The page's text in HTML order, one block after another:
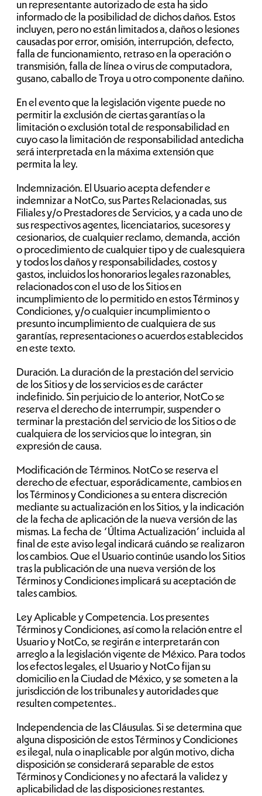
un representante autorizado de esta ha sido
informado de la posibilidad de dichos daños. Estos
incluyen, pero no están limitados a, daños o lesiones
causadas por error, omisión, interrupción, defecto,
falla de funcionamiento, retraso en la operación o
transmisión, falla de línea o virus de computadora,
gusano, caballo de Troya u otro componente dañino.
En el evento que la legislación vigente puede no
permitir la exclusión de ciertas garantías o la
limitación o exclusión total de responsabilidad en
cuyo caso la limitación de responsabilidad antedicha
será interpretada en la máxima extensión que
permita la ley.
Indemnización. El Usuario acepta defender e
indemnizar a NotCo, sus Partes Relacionadas, sus
Filiales y/o Prestadores de Servicios, y a cada uno de
sus respectivos agentes, licenciatarios, sucesores y
cesionarios, de cualquier reclamo, demanda, acción
o procedimiento de cualquier tipo y de cualesquiera
y todos los daños y responsabilidades, costos y
gastos, incluidos los honorarios legales razonables,
relacionados con el uso de los Sitios en
incumplimiento de lo permitido en estos Términos y
Condiciones, y/o cualquier incumplimiento o
presunto incumplimiento de cualquiera de sus
garantías, representaciones o acuerdos establecidos
en este texto.
Duración. La duración de la prestación del servicio
de los Sitios y de los servicios es de carácter
indefinido. Sin perjuicio de lo anterior, NotCo se
reserva el derecho de interrumpir, suspender o
terminar la prestación del servicio de los Sitios o de
cualquiera de los servicios que lo integran, sin
expresión de causa.
Modificación de Términos. NotCo se reserva el
derecho de efectuar, esporádicamente, cambios en
los Términos y Condiciones a su entera discreción
mediante su actualización en los Sitios, y la indicación
de la fecha de aplicación de la nueva versión de las
mismas. La fecha de “Última Actualización” incluida al
final de este aviso legal indicará cuándo se realizaron
los cambios. Que el Usuario continúe usando los Sitios
tras la publicación de una nueva versión de los
Términos y Condiciones implicará su aceptación de
tales cambios.
Ley Aplicable y Competencia. Los presentes
Términos y Condiciones, así como la relación entre el
Usuario y NotCo, se regirán e interpretarán con
arreglo a la legislación vigente de México. Para todos
los efectos legales, el Usuario y NotCo fijan su
domicilio en la Ciudad de México, y se someten a la
jurisdicción de los tribunales y autoridades que
resulten competentes..
Independencia de las Cláusulas. Si se determina que
alguna disposición de estos Términos y Condiciones
es ilegal, nula o inaplicable por algún motivo, dicha
disposición se considerará separable de estos
Términos y Condiciones y no afectará la validez y
aplicabilidad de las disposiciones restantes.